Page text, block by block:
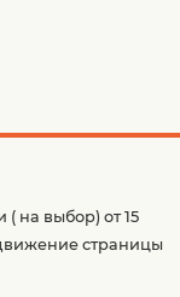
на выбор) от 15
страницы